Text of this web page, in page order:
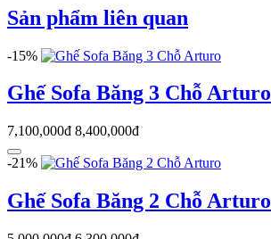
Sản phẩm liên quan
-15%
Ghế Sofa Băng 3 Chỗ Arturo
7,100,000đ 8,400,000đ
-21%
Ghế Sofa Băng 2 Chỗ Arturo